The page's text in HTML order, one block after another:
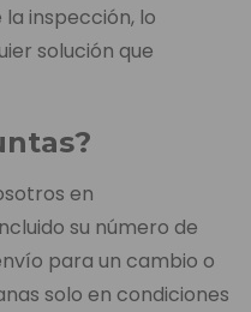
inspección, lo
solución que
en
su número de
para un cambio o
solo en condiciones